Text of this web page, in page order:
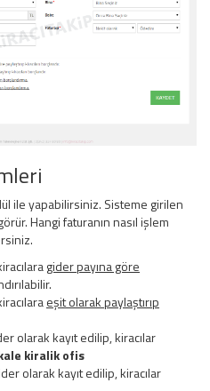
ile yapabilirsiniz. Sisteme girilen
Hangi faturanın nasıl işlem
gider payına göre
eşit olarak paylaştırıp
olarak kayıt edilip, kiracılar
kiralik ofis
olarak kayıt edilip, kiracılar